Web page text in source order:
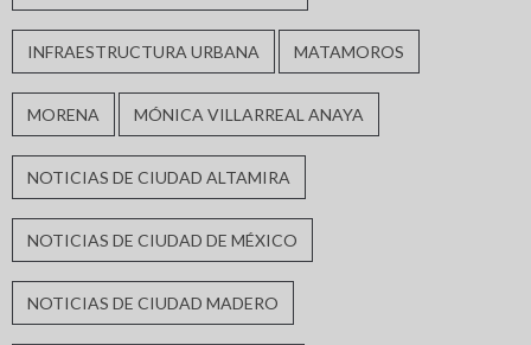
INFRAESTRUCTURA URBANA MATAMOROS
MORENA MÓNICA VILLARREAL ANAYA
NOTICIAS DE CIUDAD ALTAMIRA
NOTICIAS DE CIUDAD DE MÉXICO
NOTICIAS DE CIUDAD MADERO